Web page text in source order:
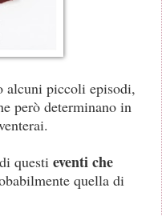
alcuni piccoli episodi,
però determinano in
questi eventi che
quella di